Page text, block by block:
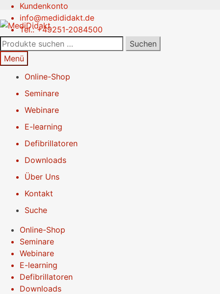
Kundenkonto
info@medididakt.de
Tel.: +49251-2084500
Zur
Navigation
springen
Springe
zum
Inhalt
Suchen
nach:
Suchen
Menü
Online-Shop
Seminare
Webinare
E-learning
Defibrillatoren
Downloads
Über Uns
Kontakt
Suche
Online-Shop
Seminare
Webinare
E-learning
Defibrillatoren
Downloads